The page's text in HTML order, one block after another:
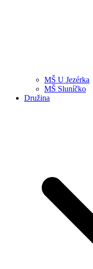
MŠ U Jezérka
MŠ Sluníčko
Družina